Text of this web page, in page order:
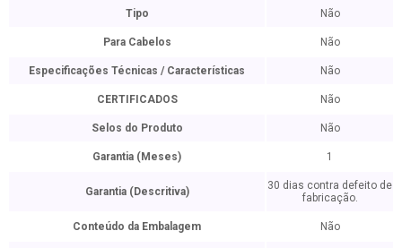
Tipo Não
Para Cabelos Não
Especificações Técnicas / Características Não
CERTIFICADOS Não
Selos do Produto Não
Garantia (Meses) 1
Garantia (Descritiva)
30 dias contra defeito de
fabricação.
Conteúdo da Embalagem Não